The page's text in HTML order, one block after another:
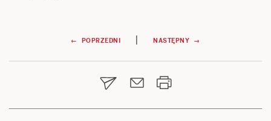
Nawigacja
wpisu
← POPRZEDNI | NASTĘPNY →